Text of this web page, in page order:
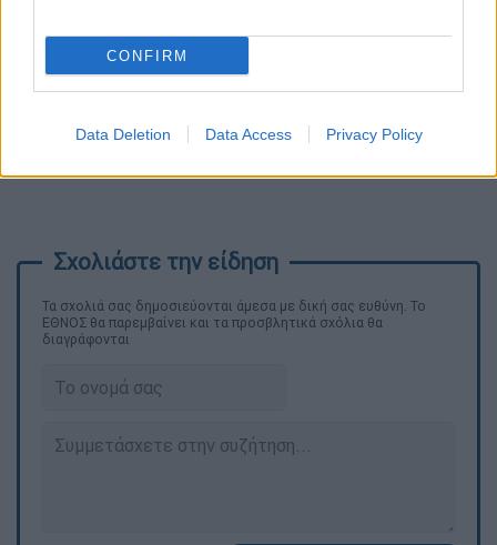
CONFIRM
Data Deletion Data Access Privacy Policy
Τα σχολιά σας δημοσιεύονται άμεσα με δική σας ευθύνη. Το
ΕΘΝΟΣ θα παρεμβαίνει και τα προσβλητικά σχόλια θα
διαγράφονται